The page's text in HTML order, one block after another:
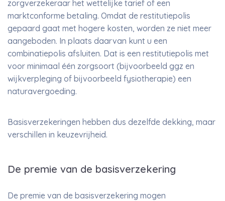
zorgverzekeraar het wettelijke tarief of een
marktconforme betaling. Omdat de restitutiepolis
gepaard gaat met hogere kosten, worden ze niet meer
aangeboden. In plaats daarvan kunt u een
combinatiepolis afsluiten. Dat is een restitutiepolis met
voor minimaal één zorgsoort (bijvoorbeeld ggz en
wijkverpleging of bijvoorbeeld fysiotherapie) een
naturavergoeding.
Basisverzekeringen hebben dus dezelfde dekking, maar
verschillen in keuzevrijheid.
De premie van de basisverzekering
De premie van de basisverzekering mogen